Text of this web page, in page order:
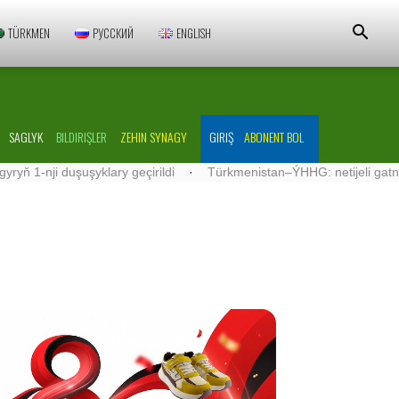
TÜRKMEN РУССКИЙ ENGLISH
SAGLYK BILDIRIŞLER ZEHIN SYNAGY GIRIŞ ABONENT BOL
nji duşuşyklary geçirildi · Türkmenistan–ÝHHG: netijeli